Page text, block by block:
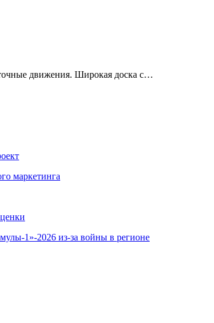
движения. Широкая доска с…
маркетинга
1»-2026 из-за войны в регионе